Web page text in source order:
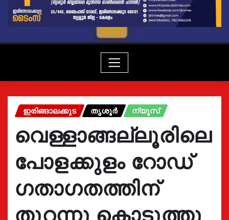
ഇരിങ്ങാലക്കുട തൃശൂർ ന്യൂസ്
വെള്ളാങ്ങല്ലൂരിലെ
പോളക്കുളം റോഡ്‌
ഗതാഗതത്തിന്
തുറന്നു കൊടുത്തു